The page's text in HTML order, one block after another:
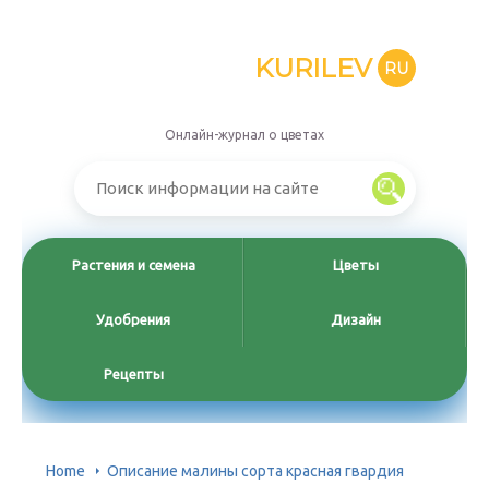
KURILEV RU
Онлайн-журнал о цветах
Растения и семена Цветы
Удобрения Дизайн
Рецепты
Home Описание малины сорта красная гвардия